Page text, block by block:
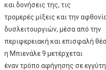
και δονήσεις της, τις
τρομερές μίξεις και την
δυσλειτουργιών, μέσα από την
περιφερειακή και επισφαλή
η Μπιενάλε 9 μετέρχεται
έναν τρόπο αφήγησης σε